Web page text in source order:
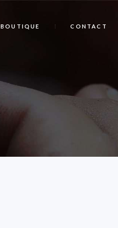
BOUTIQUE CONTACT